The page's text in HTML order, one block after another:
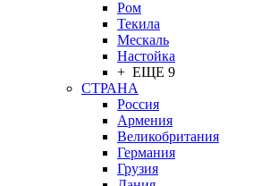
Ром
Текила
Мескаль
Настойка
+ ЕЩЕ 9
СТРАНА
Россия
Армения
Великобритания
Германия
Грузия